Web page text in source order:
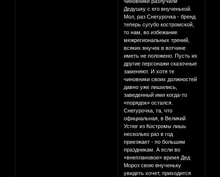
Дедушку с его внученькой.
Мол, раз Снегурочка - бренд
теперь сугубо костромской,
то нам, во избежание
межрегиональных трений,
всяких внучек в вотчине
иметь не положено. Пусть их
другие персонажи сказочные
заменяют. И хотя те
чиновники своих должностей
давно уже лишились,
заведенный ими когда-то
«порядок» остался.
Снегурочка, та, что
официальная, в Великий
Устюг из Костромы лишь
несколько раз в год
приезжает - по большим
праздникам. А если во
«внеплановое» время Дед
Мороз свою внученьку
увидеть хочет, приходится